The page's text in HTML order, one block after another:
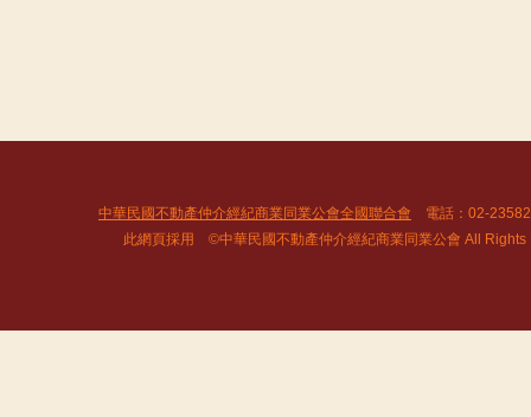
中華民國不動產仲介經紀商業同業公會全國聯合會 電話：02-
此網頁採用 ©中華民國不動產仲介經紀商業同業公會 All Rights